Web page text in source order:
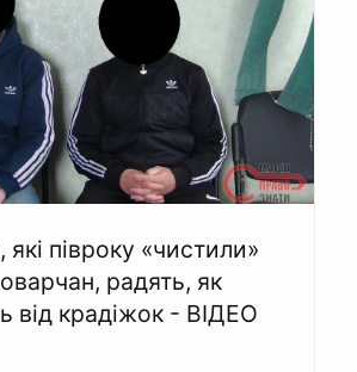
півроку «чистили»
радять, як
від крадіжок - ВІДЕО